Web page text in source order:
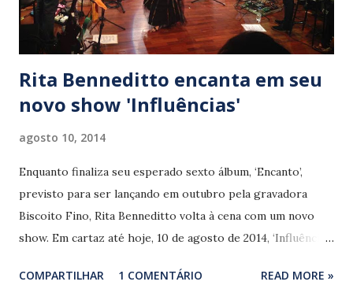
suburbana: o baile charme de Madureira, as escolas de
samba Portela e Império Se...
Rita Benneditto encanta em seu
novo show 'Influências'
agosto 10, 2014
Enquanto finaliza seu esperado sexto álbum, ‘Encanto’,
previsto para ser lançando em outubro pela gravadora
Biscoito Fino, Rita Benneditto volta à cena com um novo
show. Em cartaz até hoje, 10 de agosto de 2014, ‘Influências’
público, que vem lotando o teatro de arena da Caixa
COMPARTILHAR 1 COMENTÁRIO READ MORE »